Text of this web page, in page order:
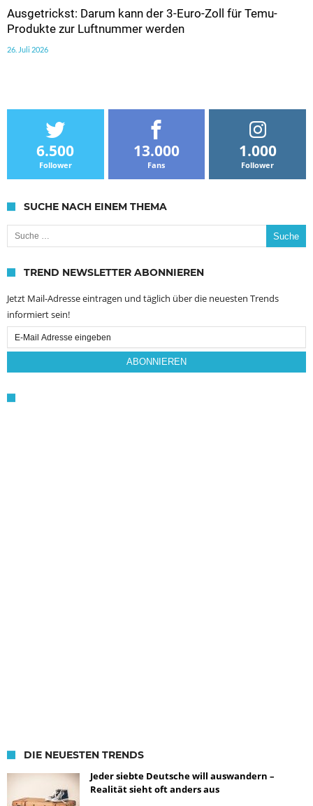
Ausgetrickst: Darum kann der 3-Euro-Zoll für Temu-
Produkte zur Luftnummer werden
26. Juli 2026
6.500
Follower
13.000
Fans
1.000
Follower
SUCHE NACH EINEM THEMA
Suche nach:
TREND NEWSLETTER ABONNIEREN
Jetzt Mail-Adresse eintragen und täglich über die neuesten Trends
informiert sein!
Email
Subscription
ABONNIEREN
DIE NEUESTEN TRENDS
Jeder siebte Deutsche will auswandern –
Realität sieht oft anders aus